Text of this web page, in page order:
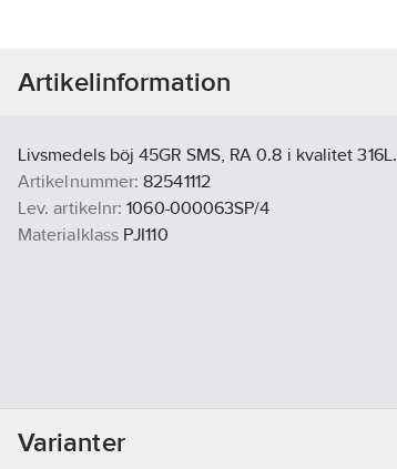
Artikelinformation
Livsmedels böj 45GR SMS, RA 0.8 i kvalitet 316L.
Artikelnummer: 82541112
Lev. artikelnr: 1060-000063SP/4
Materialklass PJI110
Varianter